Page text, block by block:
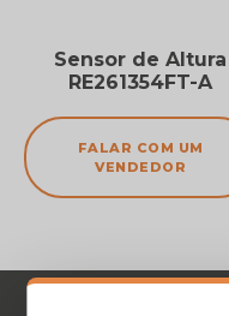
Sensor de Altura
RE261354FT-A
FALAR COM UM
VENDEDOR